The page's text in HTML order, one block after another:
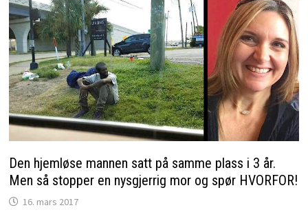
Den hjemløse mannen satt på samme plass i 3 år.
Men så stopper en nysgjerrig mor og spør HVORFOR!
16. mars 2017